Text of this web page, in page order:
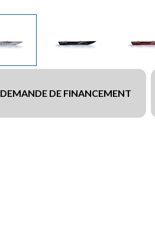
DEMANDE DE FINANCEMENT